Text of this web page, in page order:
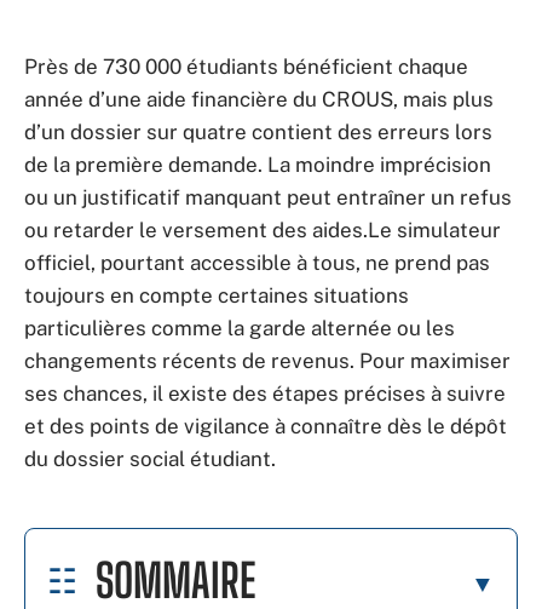
Près de 730 000 étudiants bénéficient chaque
année d’une aide financière du CROUS, mais plus
d’un dossier sur quatre contient des erreurs lors
de la première demande. La moindre imprécision
ou un justificatif manquant peut entraîner un refus
ou retarder le versement des aides.Le simulateur
officiel, pourtant accessible à tous, ne prend pas
toujours en compte certaines situations
particulières comme la garde alternée ou les
changements récents de revenus. Pour maximiser
ses chances, il existe des étapes précises à suivre
et des points de vigilance à connaître dès le dépôt
du dossier social étudiant.
SOMMAIRE